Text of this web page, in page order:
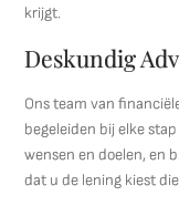
krijgt.
Deskundig
Ons team van
begeleiden bij elke
wensen en doelen, en
dat u de lening kiest